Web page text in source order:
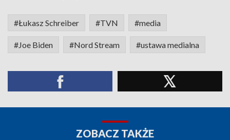
#Łukasz Schreiber #TVN #media
#Joe Biden #Nord Stream #ustawa medialna
ZOBACZ TAKŻE